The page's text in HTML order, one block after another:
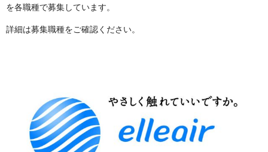
を各職種で募集しています。
詳細は募集職種をご確認ください。